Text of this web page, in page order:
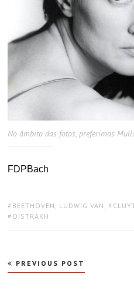
No âmbito das fotos, preferimos
FDPBach
TAGS:
BEETHOVEN, LUDWIG VAN ,
OISTRAKH
Navegação
de
PREVIOUS POST